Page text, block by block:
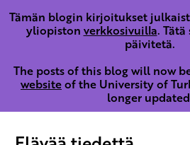
Tämän blogin kirjoitukset
yliopiston verkkosivuilla.
päivitetä.
The posts of this blog will now
websiteof the University of
longer